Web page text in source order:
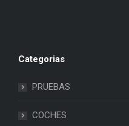
Categorias
PRUEBAS
COCHES